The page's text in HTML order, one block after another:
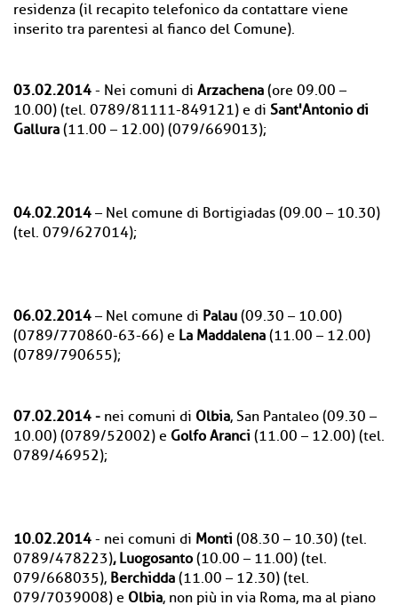
residenza (il recapito telefonico da contattare viene
inserito tra parentesi al fianco del Comune).
03.02.2014 - Nei comuni di Arzachena (ore 09.00 –
10.00) (tel. 0789/81111-849121) e di Sant'Antonio di
Gallura (11.00 – 12.00) (079/669013);
04.02.2014 – Nel comune di Bortigiadas (09.00 – 10.30)
(tel. 079/627014);
06.02.2014 – Nel comune di Palau (09.30 – 10.00)
(0789/770860-63-66) e La Maddalena (11.00 – 12.00)
(0789/790655);
07.02.2014 - nei comuni di Olbia, San Pantaleo (09.30 –
10.00) (0789/52002) e Golfo Aranci (11.00 – 12.00) (tel.
0789/46952);
10.02.2014 - nei comuni di Monti (08.30 – 10.30) (tel.
0789/478223), Luogosanto (10.00 – 11.00) (tel.
079/668035), Berchidda (11.00 – 12.30) (tel.
079/7039008) e Olbia, non più in via Roma, ma al piano